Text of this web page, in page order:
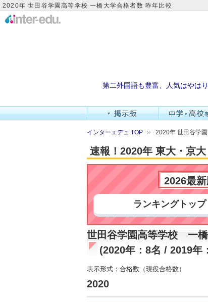
2020年 世田谷学園高等学校 一橋大学合格者数 昨年比較
第二外国語も豊富、人気はやはり
インターエデュ TOP 2020年 世田谷学
速報！2020年 東大・京
2026最
ランキングトップ
世田谷学園高等学校 一
(2020年：8名 / 2019年
表示形式：合格数（現役合格数）
2020